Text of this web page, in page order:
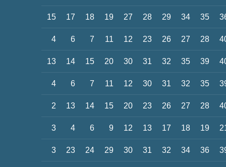
15 17 18 19 27 28 29 34 35
4 6 7 11 12 23 26 27 28
13 14 15 20 30 31 32 35 39
4 6 7 11 12 30 31 32 35
2 13 14 15 20 23 26 27 28
3 4 6 9 12 13 17 18 19
3 23 24 29 30 31 32 34 36